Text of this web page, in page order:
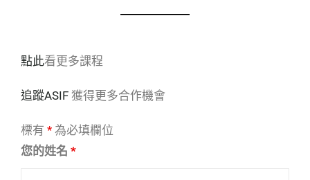
點此看更多課程
追蹤ASIF 獲得更多合作機會
標有 * 為必填欄位
您的姓名 *